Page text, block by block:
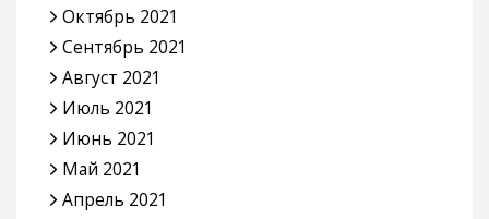
Октябрь 2021
Сентябрь 2021
Август 2021
Июль 2021
Июнь 2021
Май 2021
Апрель 2021